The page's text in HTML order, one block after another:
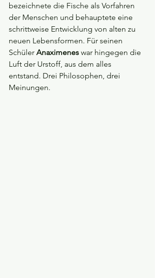
bezeichnete die Fische als Vorfahren
der Menschen und behauptete eine
schrittweise Entwicklung von alten zu
neuen Lebensformen. Für seinen
Schüler Anaximenes war hingegen die
Luft der Urstoff, aus dem alles
entstand. Drei Philosophen, drei
Meinungen.